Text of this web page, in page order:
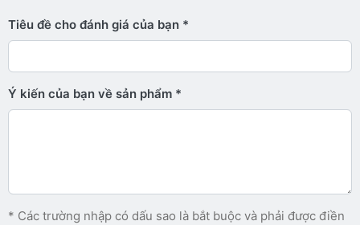
Tiêu đề cho đánh giá của bạn
Ý kiến ​​của bạn về sản phẩm
* Các trường nhập có dấu sao là bắt buộc và phải được điền